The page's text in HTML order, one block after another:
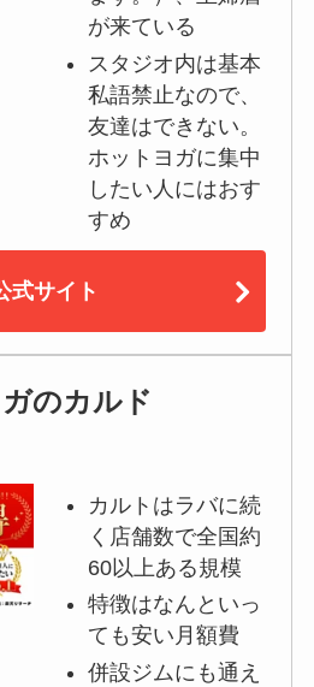
が来ている
スタジオ内は基本
私語禁止なので、
友達はできない。
ホットヨガに集中
したい人にはおす
すめ
式サイト
のカルド
カルトはラバに続
く店舗数で全国約
60以上ある規模
特徴はなんといっ
ても安い月額費
併設ジムにも通え